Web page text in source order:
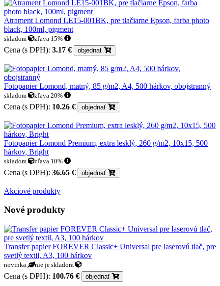
Atrament Lomond LE15-001BK, pre tlačiarne Epson, farba photo
black, 100ml, pigment
skladom zľava 15%
Cena (s DPH): 3.17 € objednať
Fotopapier Lomond, matný, 85 g/m2, A4, 500 hárkov, obojstranný
skladom zľava 20%
Cena (s DPH): 10.26 € objednať
Fotopapier Lomond Premium, extra lesklý, 260 g/m2, 10x15, 500
hárkov, Bright
skladom zľava 10%
Cena (s DPH): 36.65 € objednať
Akciové produkty
Nové produkty
Transfer papier FOREVER Classic+ Universal pre laserovú tlač, pre
svetlý textil, A3, 100 hárkov
novinka nie je skladom
Cena (s DPH): 100.76 € objednať